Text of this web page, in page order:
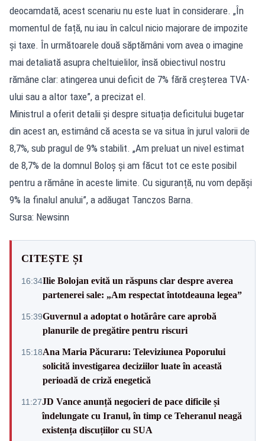
deocamdată, acest scenariu nu este luat în considerare. „În
momentul de față, nu iau în calcul nicio majorare de impozite
și taxe. În următoarele două săptămâni vom avea o imagine
mai detaliată asupra cheltuielilor, însă obiectivul nostru
rămâne clar: atingerea unui deficit de 7% fără creșterea TVA-
ului sau a altor taxe”, a precizat el.
Ministrul a oferit detalii și despre situația deficitului bugetar
din acest an, estimând că acesta se va situa în jurul valorii de
8,7%, sub pragul de 9% stabilit. „Am preluat un nivel estimat
de 8,7% de la domnul Boloș și am făcut tot ce este posibil
pentru a rămâne în aceste limite. Cu siguranță, nu vom depăși
9% la finalul anului”, a adăugat Tanczos Barna.
Sursa: Newsinn
CITEȘTE ȘI
16:34Ilie Bolojan evită un răspuns clar despre averea
partenerei sale: „Am respectat întotdeauna legea”
15:39Guvernul a adoptat o hotărâre care aprobă
planurile de pregătire pentru riscuri
15:18Ana Maria Păcuraru: Televiziunea Poporului
solicită investigarea deciziilor luate în această
perioadă de criză enegetică
11:27JD Vance anunță negocieri de pace dificile și
îndelungate cu Iranul, în timp ce Teheranul neagă
existența discuțiilor cu SUA